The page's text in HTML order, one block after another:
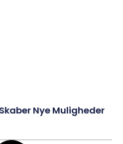
Nye Muligheder